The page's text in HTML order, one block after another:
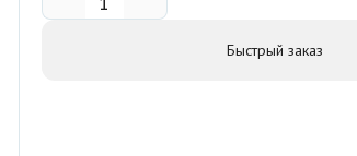
Быстрый заказ